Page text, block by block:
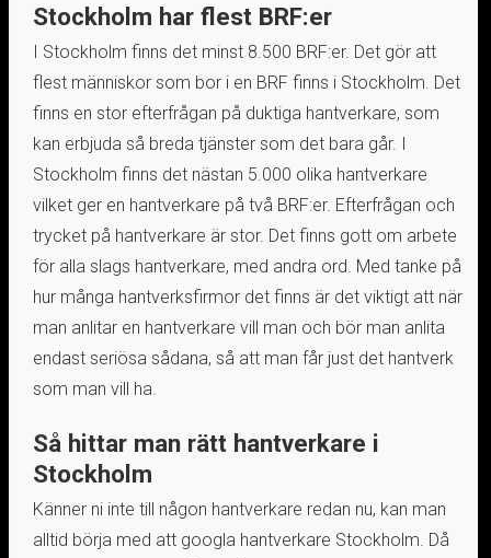
Stockholm har flest BRF:er
I Stockholm finns det minst 8.500 BRF:er. Det gör att
flest människor som bor i en BRF finns i Stockholm. Det
finns en stor efterfrågan på duktiga hantverkare, som
kan erbjuda så breda tjänster som det bara går. I
Stockholm finns det nästan 5.000 olika hantverkare
vilket ger en hantverkare på två BRF:er. Efterfrågan och
trycket på hantverkare är stor. Det finns gott om arbete
för alla slags hantverkare, med andra ord. Med tanke på
hur många hantverksfirmor det finns är det viktigt att när
man anlitar en hantverkare vill man och bör man anlita
endast seriösa sådana, så att man får just det hantverk
som man vill ha.
Så hittar man rätt hantverkare i
Stockholm
Känner ni inte till någon hantverkare redan nu, kan man
alltid börja med att googla hantverkare Stockholm. Då